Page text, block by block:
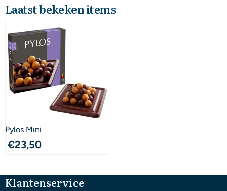
Laatst bekeken items
Pylos Mini
€23,50
Klantenservice